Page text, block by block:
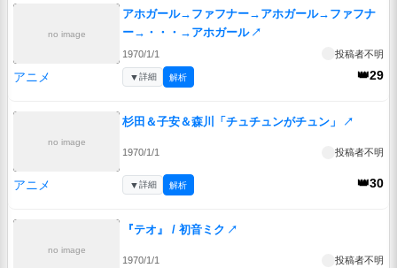
no image
アホガール→ファフナー→アホガール→ファフナ
ー→・・・→アホガール ↗
1970/1/1 投稿者不明
アニメ 👑29
▼詳細 解析
no image
杉田＆子安＆森川「チュチュンがチュン」 ↗
1970/1/1 投稿者不明
アニメ 👑30
▼詳細 解析
no image
『テオ』 / 初音ミク ↗
1970/1/1 投稿者不明